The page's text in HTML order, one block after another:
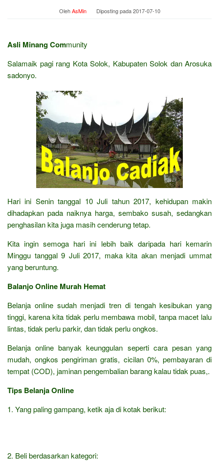
OlehAsMin Diposting pada2017-07-10
Asli Minang Community
Salamaik pagi rang Kota Solok, Kabupaten Solok dan Arosuka
sadonyo.
Hari ini Senin tanggal 10 Juli tahun 2017, kehidupan makin
dihadapkan pada naiknya harga, sembako susah, sedangkan
penghasilan kita juga masih cenderung tetap.
Kita ingin semoga hari ini lebih baik daripada hari kemarin
Minggu tanggal 9 Juli 2017, maka kita akan menjadi ummat
yang beruntung.
Balanjo Online Murah Hemat
Belanja online sudah menjadi tren di tengah kesibukan yang
tinggi, karena kita tidak perlu membawa mobil, tanpa macet lalu
lintas, tidak perlu parkir, dan tidak perlu ongkos.
Belanja online banyak keunggulan seperti cara pesan yang
mudah, ongkos pengiriman gratis, cicilan 0%, pembayaran di
tempat (COD), jaminan pengembalian barang kalau tidak puas,.
Tips Belanja Online
1. Yang paling gampang, ketik aja di kotak berikut:
2. Beli berdasarkan kategori: